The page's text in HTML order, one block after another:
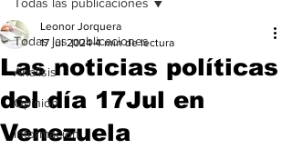
Todas las publicaciones
Análisis
Opinión
Información
Las noticias políticas
del día 17Jul en
Venezuela
Leonor Jorquera
17 jul 2024 4 min de lectura